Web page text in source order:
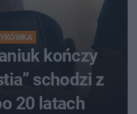
kończy
schodzi z
20 latach